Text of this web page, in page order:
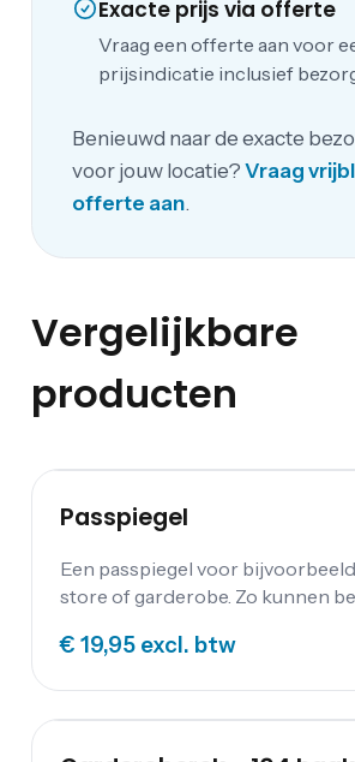
Exacte prijs via offerte
Vraag een offerte aan voor
prijsindicatie inclusief
Benieuwd naar de exacte
voor jouw locatie?Vraag
offerte aan.
Vergelijkbare
producten
Passpiegel
Een passpiegel voor
store of garderobe. Zo kunnen
€ 19,95 excl. btw